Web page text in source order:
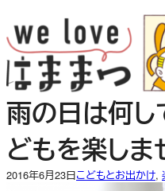
容
を
ス
キ
ッ
プ
雨の日は何
どもを楽しま
2016年6月23日こどもとお出かけ,